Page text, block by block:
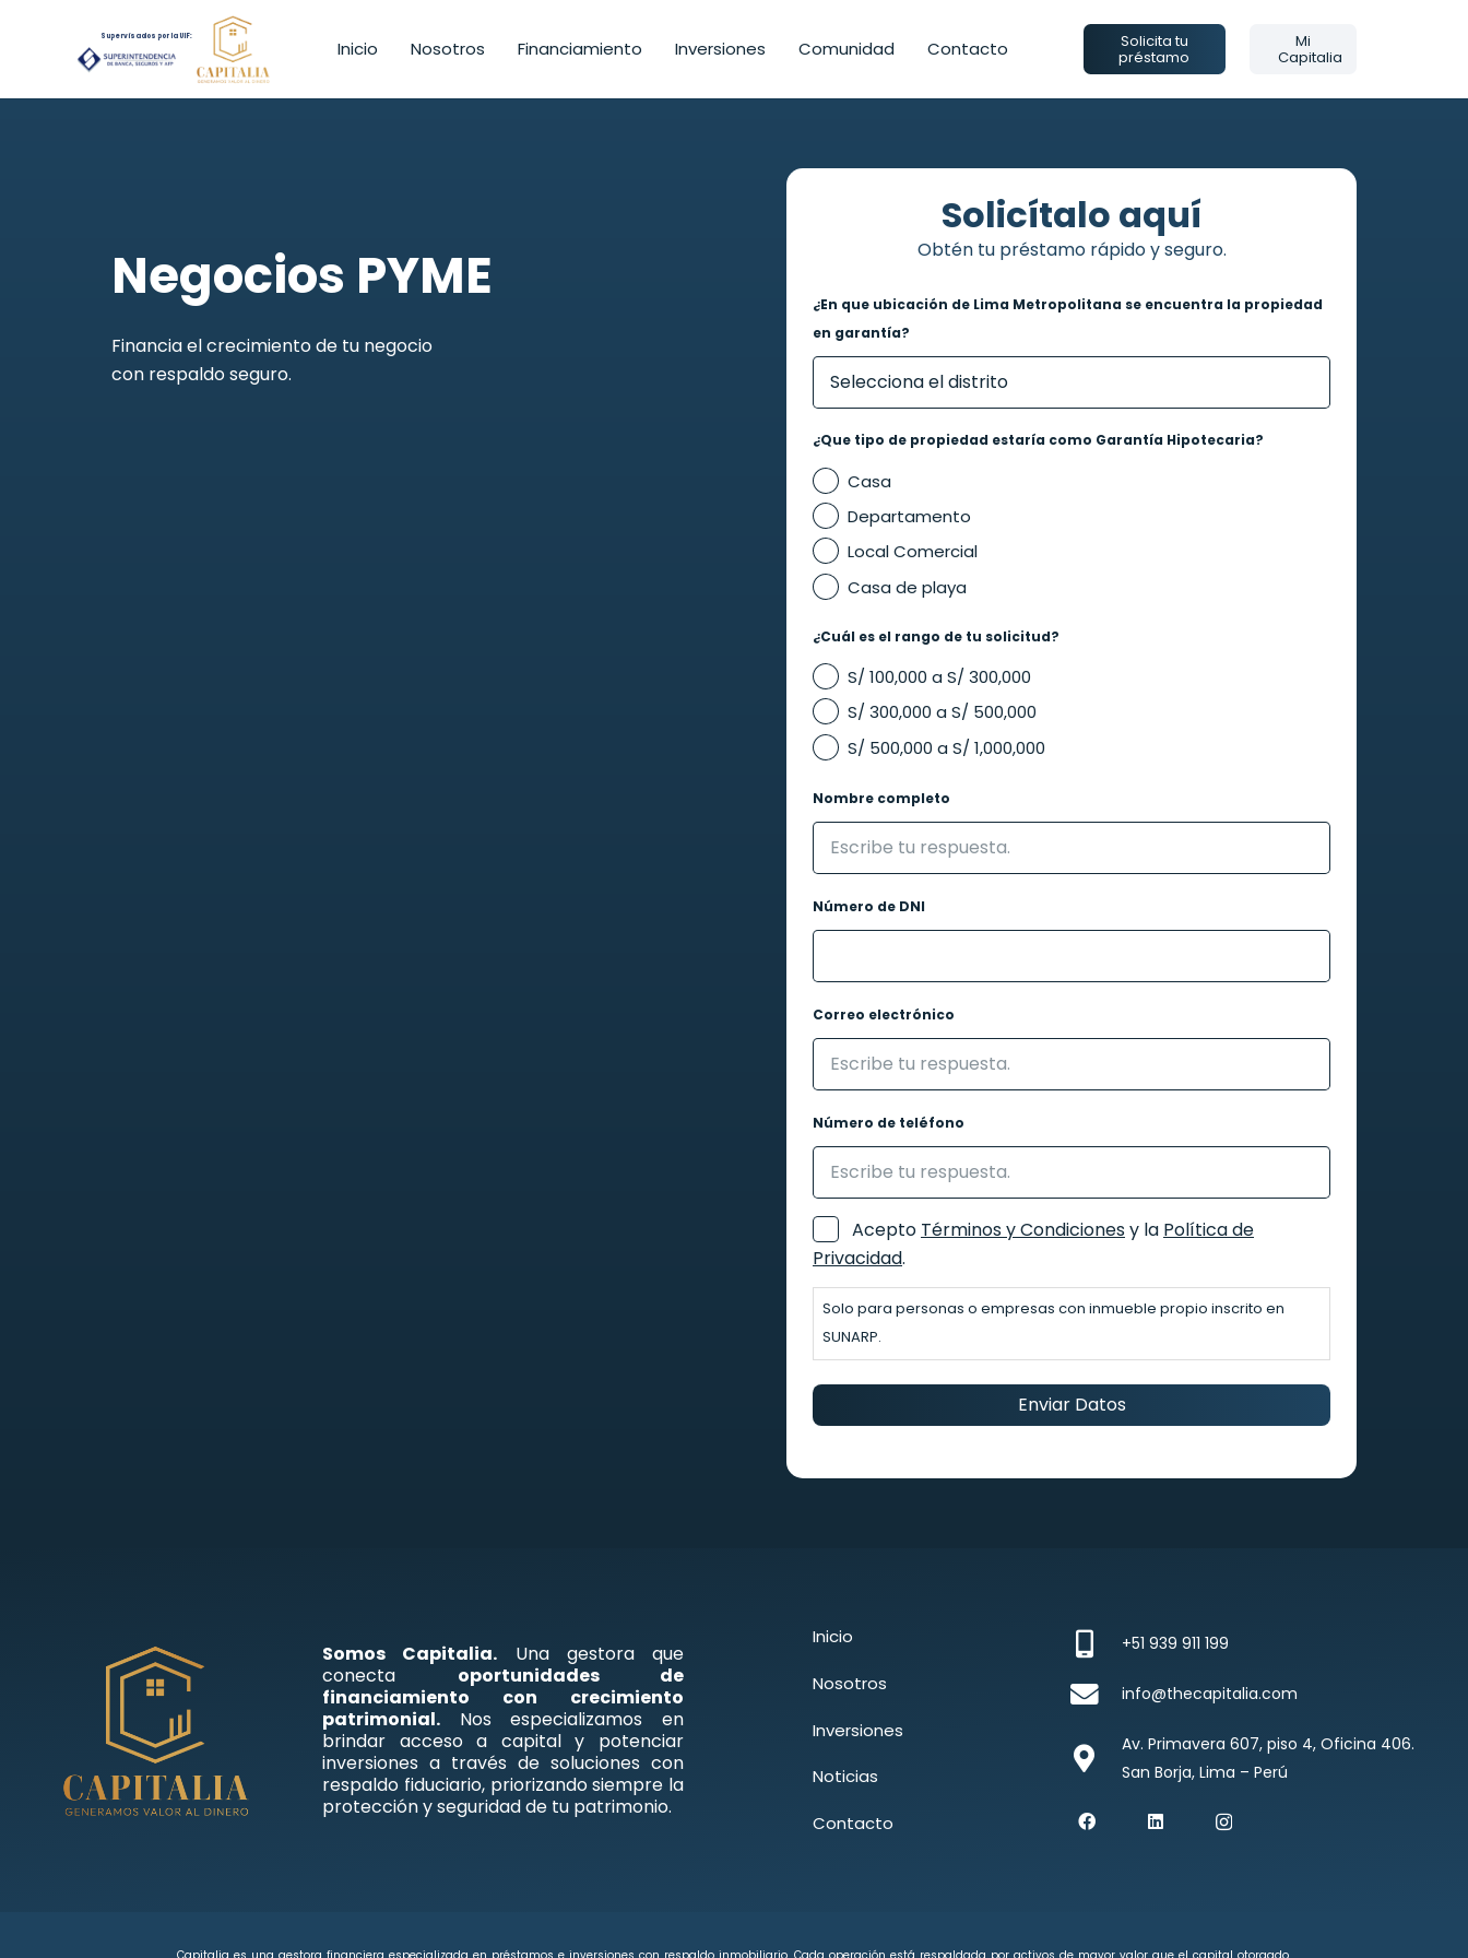
Supervisados por la UIF:
Inicio Nosotros Financiamiento Inversiones Comunidad Contacto Solicita tu
préstamo
Mi
Capitalia
Negocios PYME
Financia el crecimiento de tu negocio
con respaldo seguro.
Solicítalo aquí
Obtén tu préstamo rápido y seguro.
¿En que ubicación de Lima Metropolitana se encuentra la propiedad
en garantía?
¿Que tipo de propiedad estaría como Garantía Hipotecaria?
Casa
Departamento
Local Comercial
Casa de playa
¿Cuál es el rango de tu solicitud?
S/ 100,000 a S/ 300,000
S/ 300,000 a S/ 500,000
S/ 500,000 a S/ 1,000,000
Nombre completo
Número de DNI
Correo electrónico
Número de teléfono
Consentimiento
Acepto Términos y Condicionesy la Política de
Privacidad.
Solo para personas o empresas con inmueble propio inscrito en
SUNARP.
Somos Capitalia. Una gestora que
conecta oportunidades de
financiamiento con crecimiento
patrimonial. Nos especializamos en
brindar acceso a capital y potenciar
inversiones a través de soluciones con
respaldo fiduciario, priorizando siempre la
protección y seguridad de tu patrimonio.
Inicio
Nosotros
Inversiones
Noticias
Contacto
+51 939 911 199
info@thecapitalia.com
Av. Primavera 607, piso 4, Oficina 406.
San Borja, Lima – Perú